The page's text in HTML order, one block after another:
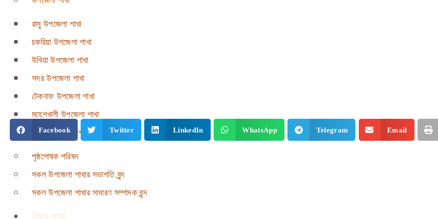
রামু উপজেলা শাখা
চকরিয়া উপজেলা শাখা
উখিয়া উপজেলা শাখা
সদর উপজেলা শাখা
টেকনাফ উপজেলা শাখা
মহেশখালী উপজেলা শাখা
পেকুয়া উপজেলা শাখা
পৃষ্ঠপোষক পরিষদ
সকল উপজেলা শাখার সভাপতি বৃন্দ
সকল উপজেলা শাখার সাধারণ সম্পাদক বৃন্দ
বিহার সমূহ
Facebook Twitter LinkedIn WhatsApp Telegram Email